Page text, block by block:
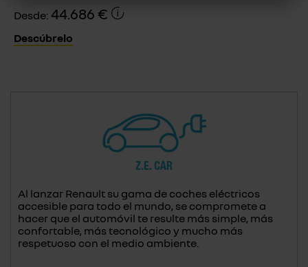
Desde: 44.686 €
Descúbrelo
Al lanzar Renault su gama de coches eléctricos
accesible para todo el mundo, se compromete a
hacer que el automóvil te resulte más simple, más
confortable, más tecnológico y mucho más
respetuoso con el medio ambiente.